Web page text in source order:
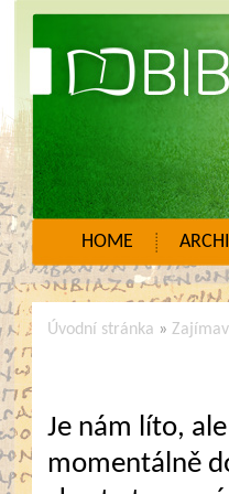
HOME
Úvodní stránka »
Je nám líto,
momentálně